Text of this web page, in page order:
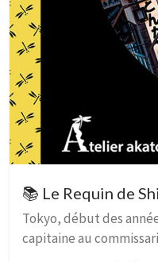
📚 Le Requin de
Tokyo, début des
capitaine au